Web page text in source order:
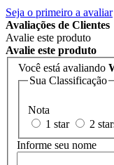
Seja o primeiro a avaliar
Avaliações de Clientes
Avalie este produto
Avalie este produto
Você está avaliando
Sua Classificação
Nota
1 star
2
Informe seu nome